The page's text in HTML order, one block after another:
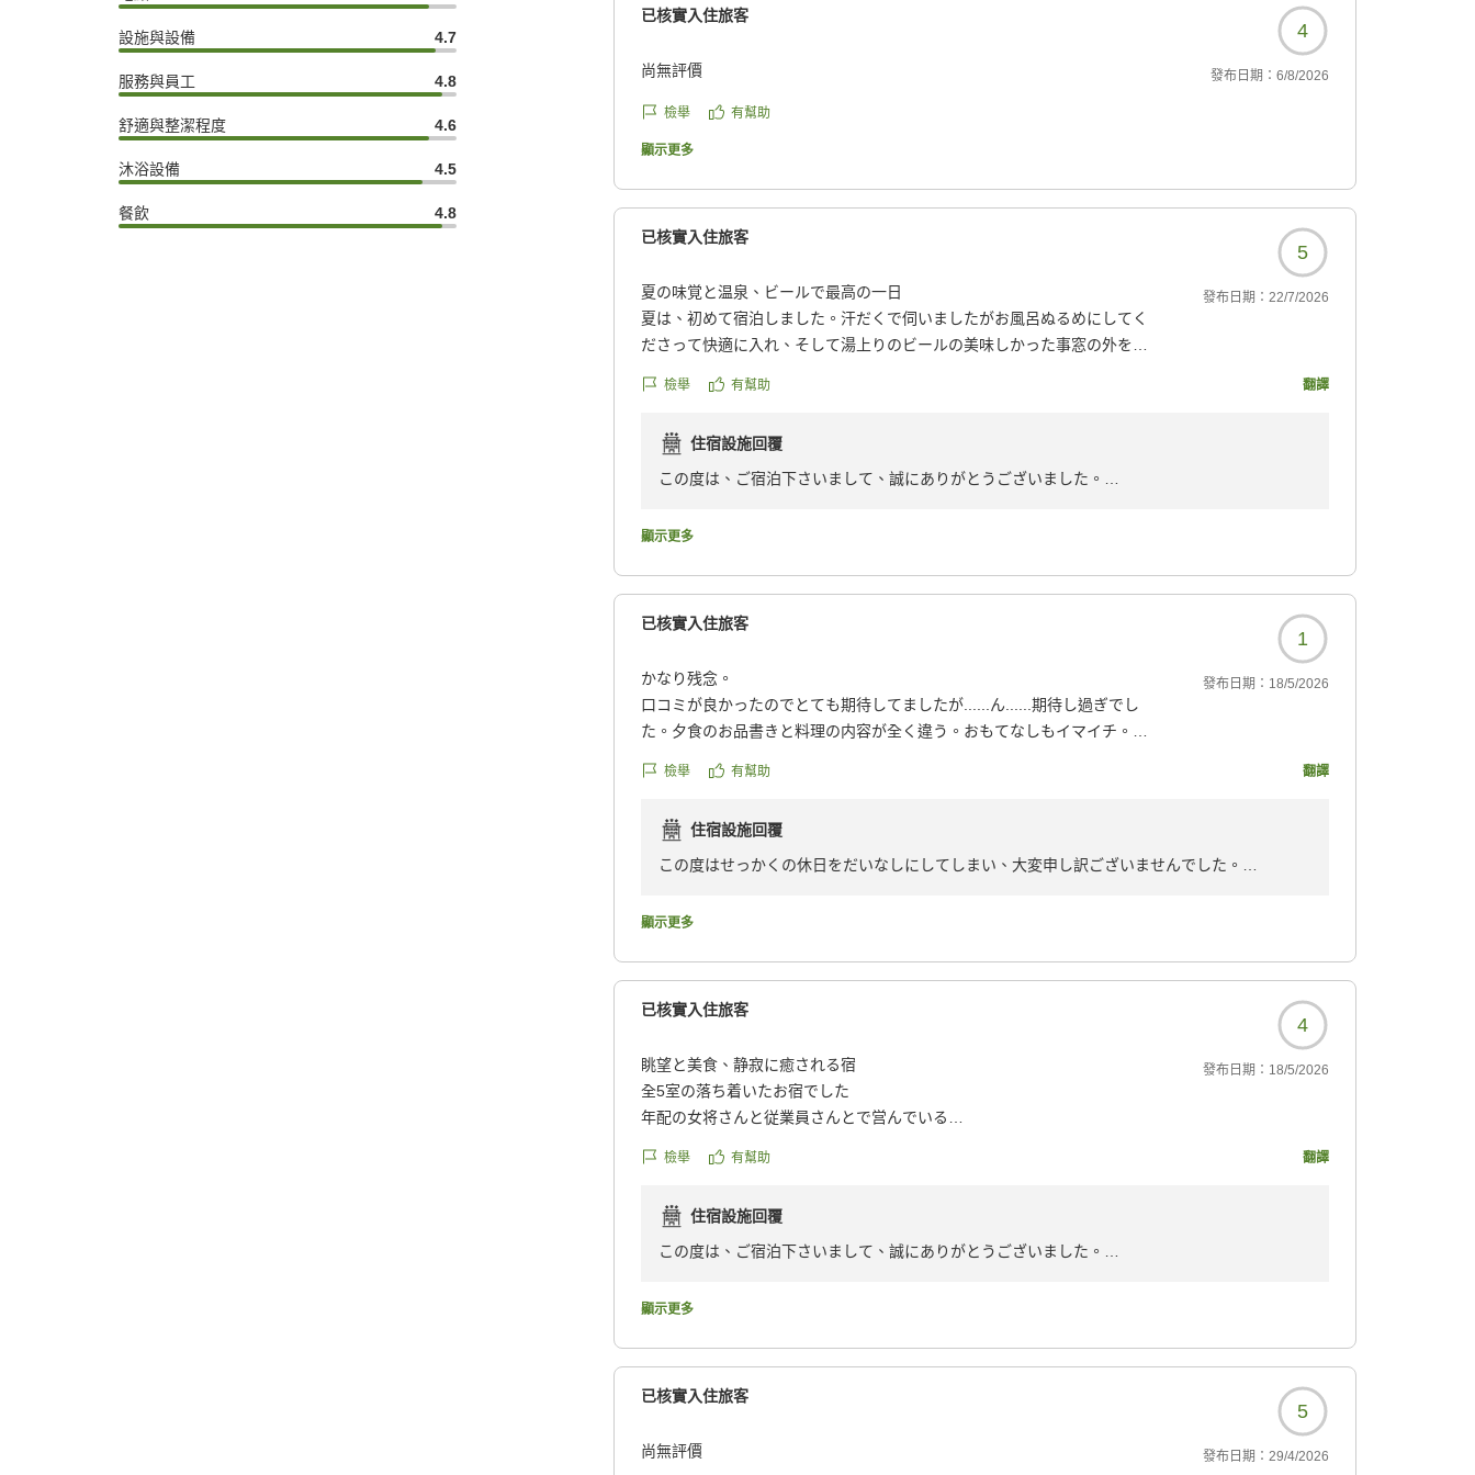
設施與設備 4.7
服務與員工 4.8
舒適與整潔程度 4.6
沐浴設備 4.5
餐飲 4.8
已核實入住旅客
4
尚無評價 發布日期： 6/8/2026
檢舉 有幫助
顯示更多
已核實入住旅客
5
夏の味覚と温泉、ビールで最高の一日
夏は、初めて宿泊しました。汗だくで伺いましたがお風呂ぬるめにしてく
ださって快適に入れ、そして湯上りのビールの美味しかった事窓の外をの
度お風呂で夜空を楽しみ最高でした。季節を変えて楽しみたい宿です。
https://review.travel.rakuten.co.jp/hotel/voice/70890?
reviewId=33123478172580
發布日期： 22/7/2026
檢舉 有幫助 翻譯
住宿設施回覆
この度は、ご宿泊下さいまして、誠にありがとうございました。
またこちらの方にいらした際は、ぜひお越しください。お待ちしております。
顯示更多
已核實入住旅客
1
かなり残念。
口コミが良かったのでとても期待してましたが......ん......期待し過ぎでし
た。夕食のお品書きと料理の内容が全く違う。おもてなしもイマイチ。
ですが、日頃の疲れを癒しに行こうと思いましたが、不満ばかりの宿泊と
クチコミの詳細はこちらから
https://review.travel.rakuten.co.jp/hotel/voice/70890?
發布日期： 18/5/2026
檢舉 有幫助 翻譯
住宿設施回覆
この度はせっかくの休日をだいなしにしてしまい、大変申し訳ございませんでした。
顯示更多
已核實入住旅客
4
眺望と美食、静寂に癒される宿
全5室の落ち着いたお宿でした
年配の女将さんと従業員さんとで営んでいる
特筆すべきは眺望とゴハンの美味しさです
が出来ました
ゴハンも地元食材をふんだに使いシンプルな味付けながら手の込んだ料理
ルです。
他の画像やクチコミの詳細はこちらから
發布日期： 18/5/2026
檢舉 有幫助 翻譯
住宿設施回覆
この度は、ご宿泊下さいまして、誠にありがとうございました。
8月は麻婆茄子のピリ辛ご飯で暑い夏を乗り切っていただきたいと献立に入れました。
顯示更多
已核實入住旅客
5
尚無評價 發布日期： 29/4/2026